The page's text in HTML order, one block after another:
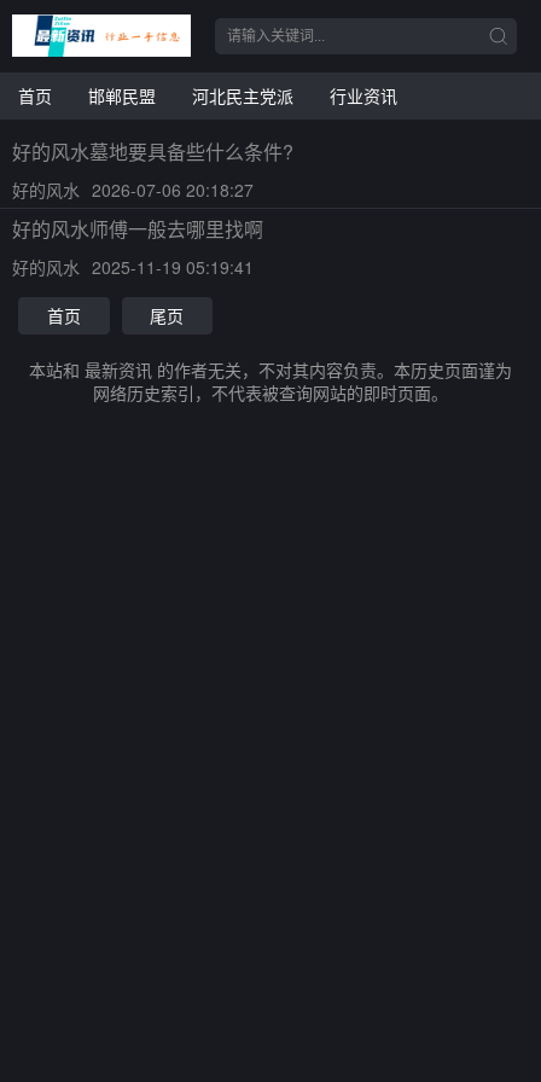
首页 邯郸民盟 河北民主党派 行业资讯
好的风水墓地要具备些什么条件?
好的风水 2026-07-06 20:18:27
好的风水师傅一般去哪里找啊
好的风水 2025-11-19 05:19:41
首页
尾页
本站和 最新资讯 的作者无关，不对其内容负责。本历史页面谨为
网络历史索引，不代表被查询网站的即时页面。